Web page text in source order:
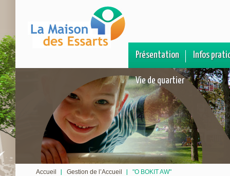
Présentation Infos
Vie de quartier
Accueil Gestion de l’Accueil "O BOKIT AW"